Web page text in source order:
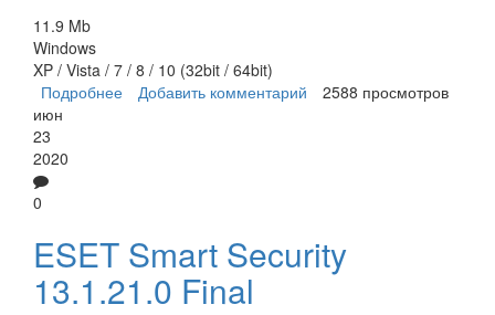
11.9 Mb
Windows
XP / Vista / 7 / 8 / 10 (32bit / 64bit)
Подробнее о AVZ
Добавить комментарий
2588 просмотров
июн
23
2020
0
ESET Smart Security
13.1.21.0 Final